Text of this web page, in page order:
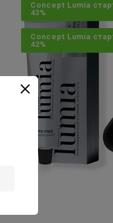
Concept Lumia
43%
Concept Lumia
42%